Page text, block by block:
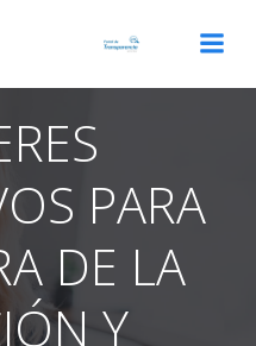
PARA
DE LA
Y